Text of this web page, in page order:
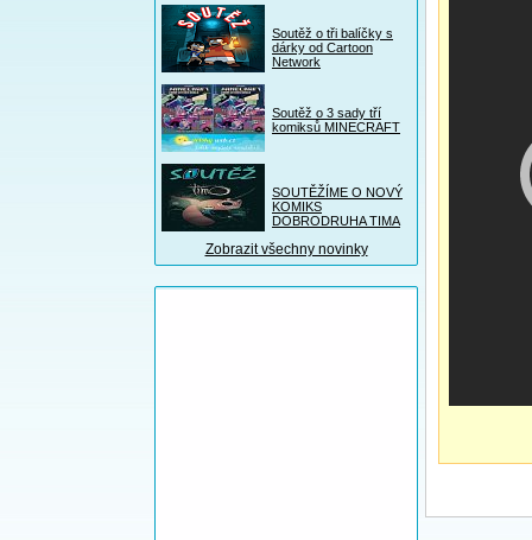
Soutěž o tři balíčky s
dárky od Cartoon
Network
Soutěž o 3 sady tří
komiksů MINECRAFT
SOUTĚŽÍME O NOVÝ
KOMIKS
DOBRODRUHA TIMA
Zobrazit všechny novinky